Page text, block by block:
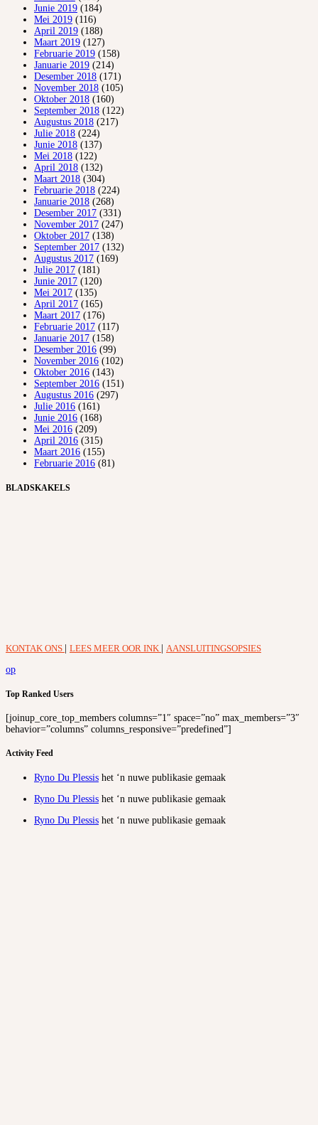
Junie 2019 (184)
Mei 2019 (116)
April 2019 (188)
Maart 2019 (127)
Februarie 2019 (158)
Januarie 2019 (214)
Desember 2018 (171)
November 2018 (105)
Oktober 2018 (160)
September 2018 (122)
Augustus 2018 (217)
Julie 2018 (224)
Junie 2018 (137)
Mei 2018 (122)
April 2018 (132)
Maart 2018 (304)
Februarie 2018 (224)
Januarie 2018 (268)
Desember 2017 (331)
November 2017 (247)
Oktober 2017 (138)
September 2017 (132)
Augustus 2017 (169)
Julie 2017 (181)
Junie 2017 (120)
Mei 2017 (135)
April 2017 (165)
Maart 2017 (176)
Februarie 2017 (117)
Januarie 2017 (158)
Desember 2016 (99)
November 2016 (102)
Oktober 2016 (143)
September 2016 (151)
Augustus 2016 (297)
Julie 2016 (161)
Junie 2016 (168)
Mei 2016 (209)
April 2016 (315)
Maart 2016 (155)
Februarie 2016 (81)
BLADSKAKELS
KONTAK ONS LEES MEER OOR INK
AANSLUITINGSOPSIES
op
Top Ranked Users
[joinup_core_top_members columns=”1″ space=”no” max_members=”3″
behavior=”columns” columns_responsive=”predefined”]
Activity Feed
Ryno Du Plessis het ‘n nuwe publikasie gemaak
Ryno Du Plessis het ‘n nuwe publikasie gemaak
Ryno Du Plessis het ‘n nuwe publikasie gemaak